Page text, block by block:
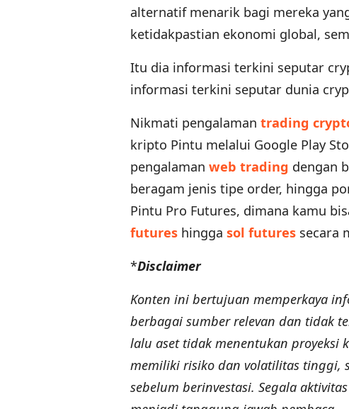
alternatif menarik bagi mereka
ketidakpastian ekonomi global,
Itu dia informasi terkini seputar
informasi terkini seputar dunia
Nikmati pengalaman trading
kripto Pintu melalui Google Play
pengalaman web trading dengan
beragam jenis tipe order, hingga
Pintu Pro Futures, dimana kamu
futures hingga sol futures secara
*Disclaimer
Konten ini bertujuan memperkaya
berbagai sumber relevan dan tidak
lalu aset tidak menentukan proyeksi
memiliki risiko dan volatilitas tinggi,
sebelum berinvestasi. Segala aktivitas